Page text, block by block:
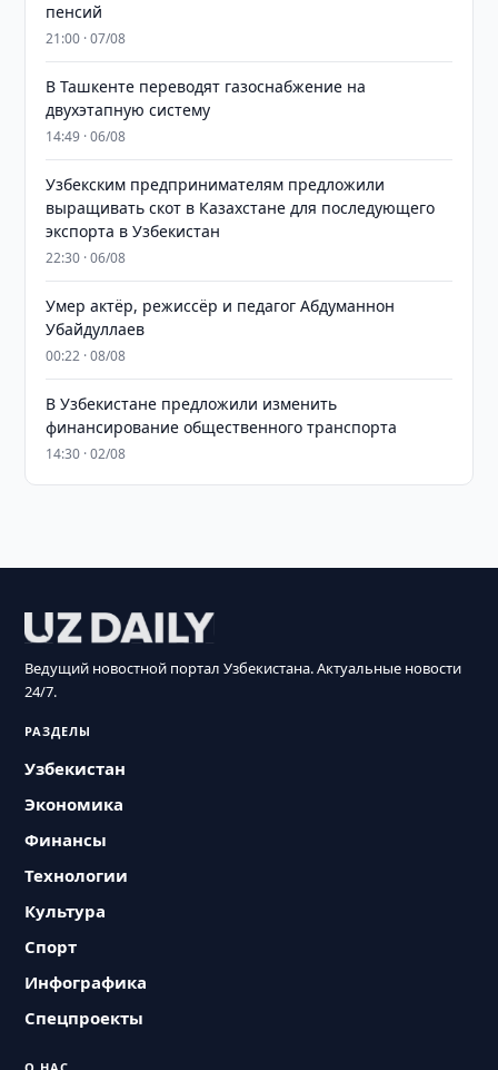
пенсий
21:00 · 07/08
В Ташкенте переводят газоснабжение на
двухэтапную систему
14:49 · 06/08
Узбекским предпринимателям предложили
выращивать скот в Казахстане для последующего
экспорта в Узбекистан
22:30 · 06/08
Умер актёр, режиссёр и педагог Абдуманнон
Убайдуллаев
00:22 · 08/08
В Узбекистане предложили изменить
финансирование общественного транспорта
14:30 · 02/08
Ведущий новостной портал Узбекистана. Актуальные новости
24/7.
РАЗДЕЛЫ
Узбекистан
Экономика
Финансы
Технологии
Культура
Спорт
Инфографика
Спецпроекты